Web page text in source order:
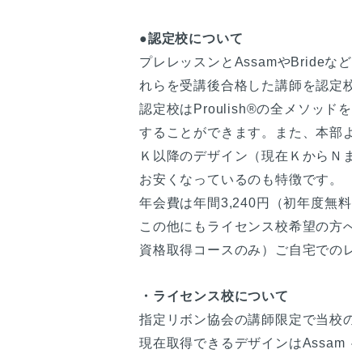
●認定校について
プレレッスンとAssamやBrideな
れらを受講後合格した講師を認定
認定校はProulish®の全メソッド
することができます。また、本部
Ｋ以降のデザイン（現在ＫからＮ
お安くなっているのも特徴です。
年会費は年間3,240円（初年度無
この他にもライセンス校希望の方
資格取得コースのみ）ご自宅での
・ライセンス校について
指定リボン協会の講師限定で当校
現在取得できるデザインは